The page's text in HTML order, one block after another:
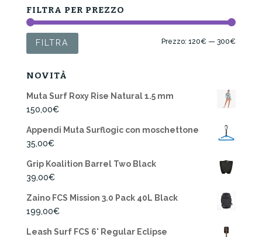
FILTRA PER PREZZO
Prezzo
Prezzo
FILTRA Prezzo:120€ —300€
NOVITÀ
Muta Surf Roxy Rise Natural 1.5 mm
150,00€
Appendi Muta Surflogic con moschettone
35,00€
Grip Koalition Barrel Two Black
39,00€
Zaino FCS Mission 3.0 Pack 40L Black
199,00€
Leash Surf FCS 6' Regular Eclipse